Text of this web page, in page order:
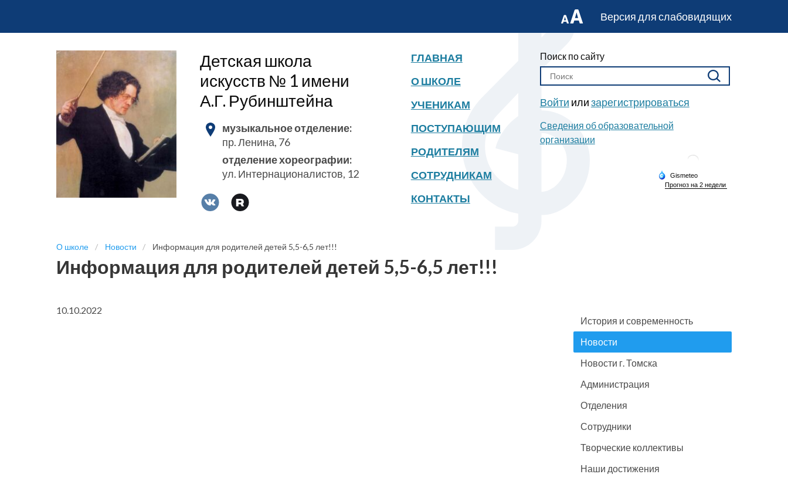
Версия для слабовидящих
Детская школа
искусств № 1 имени
А.Г. Рубинштейна
музыкальное отделение:
пр. Ленина, 76
отделение хореографии:
ул. Интернационалистов, 12
ГЛАВНАЯ
О ШКОЛЕ
УЧЕНИКАМ
ПОСТУПАЮЩИМ
РОДИТЕЛЯМ
СОТРУДНИКАМ
КОНТАКТЫ
Поиск по сайту
Войти илизарегистрироваться
Сведения об образовательной
организации
О школе Новости Информация для родителей детей 5,5-6,5 лет!!!
Информация для родителей детей 5,5-6,5 лет!!!
10.10.2022
История и современность
Новости
Новости г. Томска
Администрация
Отделения
Сотрудники
Творческие коллективы
Наши достижения